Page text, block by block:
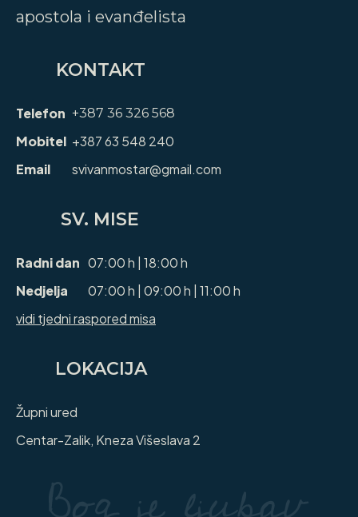
apostola i evanđelista
KONTAKT
Telefon +387 36 326 568
Mobitel +387 63 548 240
Email
svivanmostar@gmail.com
SV. MISE
Radni dan 07:00 h | 18:00 h
Nedjelja
07:00 h | 09:00 h | 11:00 h
vidi tjedni raspored misa
LOKACIJA
Župni ured
Centar-Zalik, Kneza Višeslava 2